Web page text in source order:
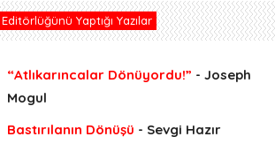
Editörlüğünü Yaptığı Yazılar
“Atlıkarıncalar Dönüyordu!” - Joseph
Mogul
Bastırılanın Dönüşü - Sevgi Hazır